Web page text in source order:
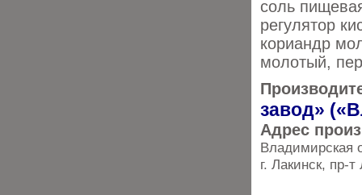
соль
регулятор
кориандр
молотый,
завод»
Адрес
Владимирская
г. Лакинск, пр-